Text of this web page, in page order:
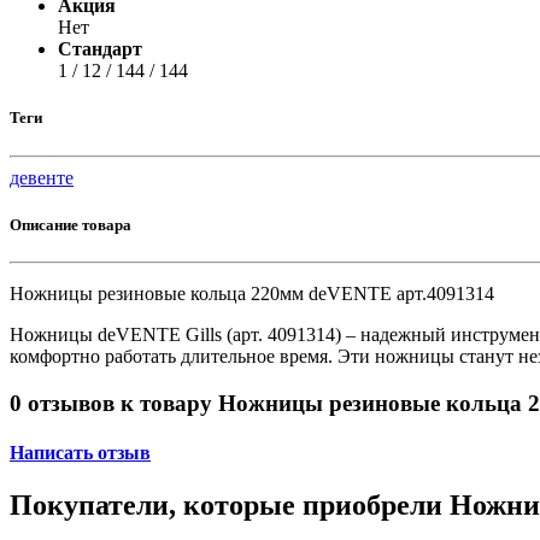
Акция
Нет
Стандарт
1 / 12 / 144 / 144
Теги
девенте
Описание товара
Ножницы резиновые кольца 220мм deVENTE арт.4091314
Ножницы deVENTE Gills (арт. 4091314) – надежный
комфортно работать длительное время. Эти ножницы станут
0 отзывов к товару Ножницы резиновые кольца
Написать отзыв
Покупатели, которые приобрели